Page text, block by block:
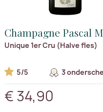
Champagne Pascal
Unique 1er Cru (Halve fles)
5/5 3
€ 34,90